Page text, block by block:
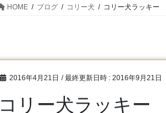
HOME ブログ コリー犬 コリー犬ラッキー
2016年4月21日 / 最終更新日時 : 2016年9月21日
コリー犬ラッキー